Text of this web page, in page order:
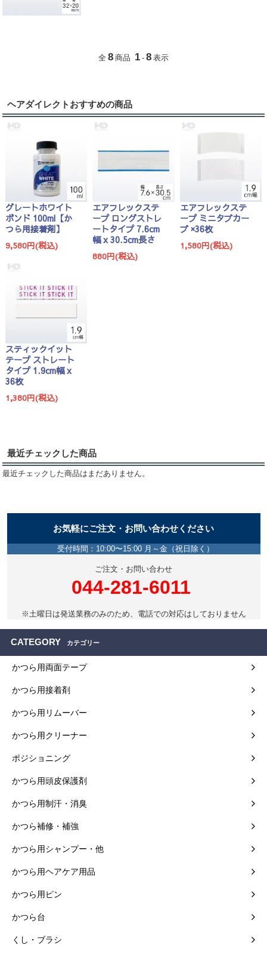
全 8 商品 1 - 8 表示
ヘアダイレクトおすすめの商品
グレートホワイト
ボンド 100ml【か
つら用接着剤】
9,580円(税込)
エアフレックステ
ープ ロングストレ
ートタイプ 7.6cm
幅 x 30.5cm長さ
880円(税込)
エアフレックステ
ープ ミニタブカー
ブ ×36枚
1,580円(税込)
スティックイット
テープ ストレート
タイプ 1.9cm幅 x
36枚
1,380円(税込)
最近チェックした商品
最近チェックした商品はまだありません。
お気軽にご注文・お問い合わせください
受付時間：10:00〜15:00 月～金（祝日除く）
ご注文・お問い合わせ
044-281-6011
※土曜日は発送業務のみのため、電話での対応はしておりません
CATEGORY カテゴリー
かつら用両面テープ
かつら用接着剤
かつら用リムーバー
かつら用クリーナー
ポジショニング
かつら用頭皮保護剤
かつら用制汗・消臭
かつら補修・補強
かつら用シャンプー・他
かつら用ヘアケア用品
かつら用ピン
かつら台
くし・ブラシ